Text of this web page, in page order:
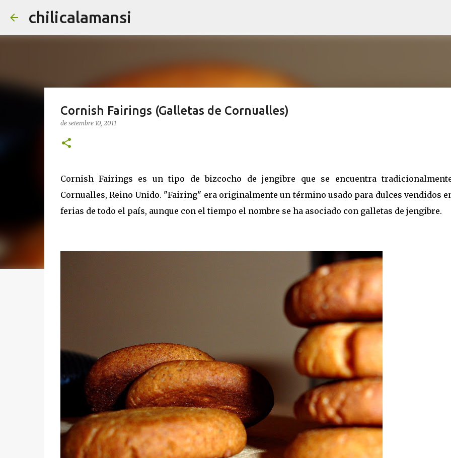
chilicalamansi
Cornish Fairings (Galletas de Cornualles)
de setembre 10, 2011
Cornish Fairings es un tipo de bizcocho de jengibre que se encuentra
Cornualles, Reino Unido. "Fairing" era originalmente un término usado para dulces vendidos
ferias de todo el país, aunque con el tiempo el nombre se ha asociado con galletas de jengibre.